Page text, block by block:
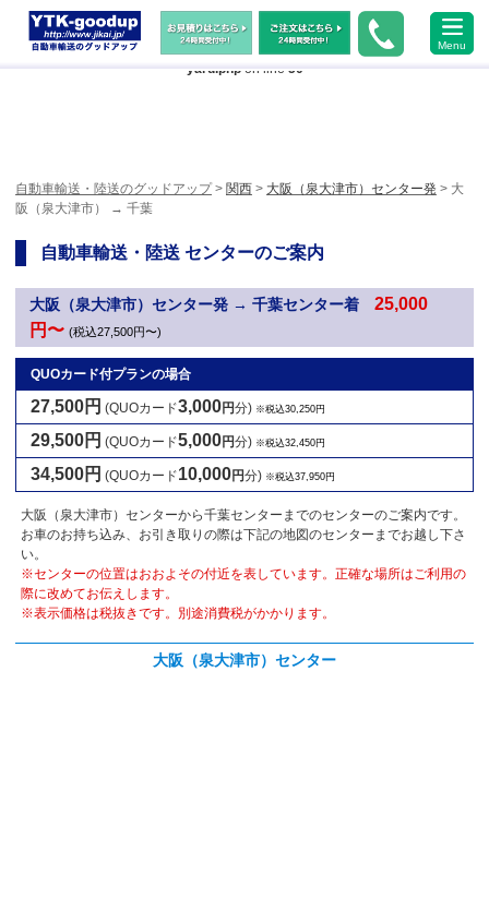
Warning: Undefined array key "HTTP_ACCEPT_LANGUAGE" in
/home/xs483473/jikai.jp/public_html/wp-content/themes/ytk2018/header-
yard.phpon line50
Menu
自動車輸送・陸送のグッドアップ> 関西 > 大阪（泉大津市）センター発 > 大
阪（泉大津市） → 千葉
自動車輸送・陸送 センターのご案内
大阪（泉大津市）センター発 → 千葉センター着25,000
円〜 (税込27,500円〜)
QUOカード付プランの場合
27,500円 (QUOカード3,000円分) ※税込30,250円
29,500円 (QUOカード5,000円分) ※税込32,450円
34,500円 (QUOカード10,000円分) ※税込37,950円
大阪（泉大津市）センターから千葉センターまでのセンターのご案内です。
お車のお持ち込み、お引き取りの際は下記の地図のセンターまでお越し下さ
い。
※センターの位置はおおよその付近を表しています。正確な場所はご利用の
際に改めてお伝えします。
※表示価格は税抜きです。別途消費税がかかります。
大阪（泉大津市）センター